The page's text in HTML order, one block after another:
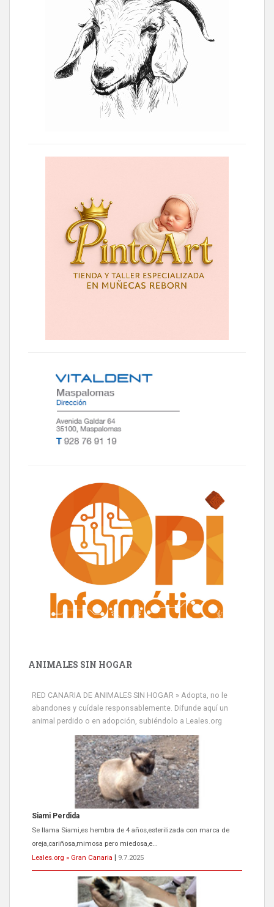
ANIMALES SIN HOGAR
RED CANARIA DE ANIMALES SIN HOGAR » Adopta, no le
abandones y cuídale responsablemente. Difunde aquí un
animal perdido o en adopción, subiéndolo a Leales.org
Siami Perdida
Se llama Siami,es hembra de 4 años,esterilizada con marca de
oreja,cariñosa,mimosa pero miedosa,e...
Leales.org » Gran Canaria
9.7.2025